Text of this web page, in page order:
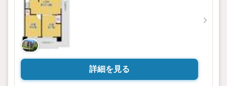
詳細を見る